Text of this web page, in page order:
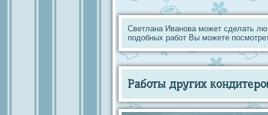
Светлана Иванова может сделать
подобных работ Вы можете
Работы других